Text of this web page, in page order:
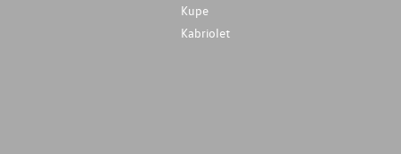
Kupe
Kabriolet